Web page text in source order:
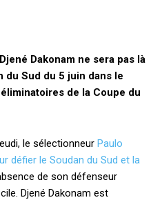
Dakonam ne sera pas là
du Sud du 5 juin dans le
de la Coupe du
le sélectionneur Paulo
défier le Soudan du Sud et la
de son défenseur
Djené Dakonam est